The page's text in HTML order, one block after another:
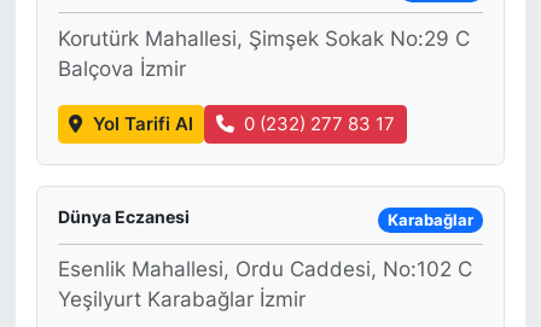
Korutürk Mahallesi, Şimşek Sokak No:29 C
Balçova İzmir
Yol Tarifi Al 0 (232) 277 83 17
Dünya Eczanesi Karabağlar
Esenlik Mahallesi, Ordu Caddesi, No:102 C
Yeşilyurt Karabağlar İzmir